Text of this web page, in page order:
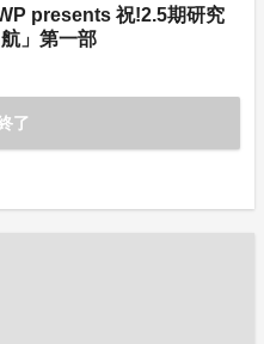
presents 祝!2.5期研究
」第一部
了